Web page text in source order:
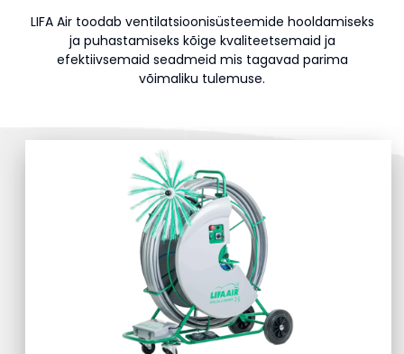
LIFA Air toodab ventilatsioonisüsteemide hooldamiseks
ja puhastamiseks kõige kvaliteetsemaid ja
efektiivsemaid seadmeid mis tagavad parima
võimaliku tulemuse.